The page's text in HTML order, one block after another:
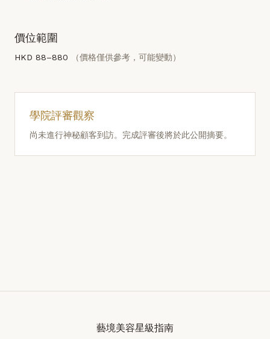
價位範圍
HKD 88–880 （價格僅供參考，可能變動）
學院評審觀察
尚未進行神秘顧客到訪。完成評審後將於此公開摘要。
藝境美容星級指南